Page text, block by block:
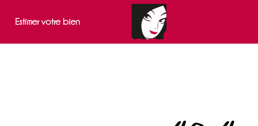
Estimer votre bien